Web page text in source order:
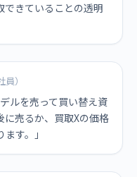
できていることの透明
）
ルを売って買い替え資
売るか、買取Xの価格
す。」